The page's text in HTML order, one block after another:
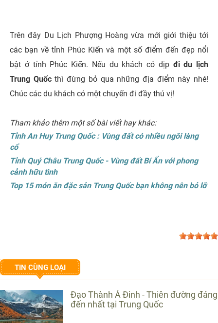
Trên đây Du Lịch Phượng Hoàng vừa mới giới thiệu tới
các bạn về tỉnh Phúc Kiến và một số điểm đến đẹp nổi
bật ở tỉnh Phúc Kiến. Nếu du khách có dịp đi du lịch
Trung Quốcthì đừng bỏ qua những địa điểm này nhé!
Chúc các du khách có một chuyến đi đầy thú vị!
Tham khảo thêm một số bài viết hay khác:
Tỉnh An Huy Trung Quốc : Vùng đất có nhiều ngôi làng
cổ
Tỉnh Quý Châu Trung Quốc - Vùng đất Bí Ẩn với phong
cảnh hữu tình
Top 15 món ăn đặc sản Trung Quốc bạn không nên bỏ lỡ
TIN CÙNG LOẠI
Đạo Thành Á Đinh - Thiên đường đáng
đến nhất tại Trung Quốc